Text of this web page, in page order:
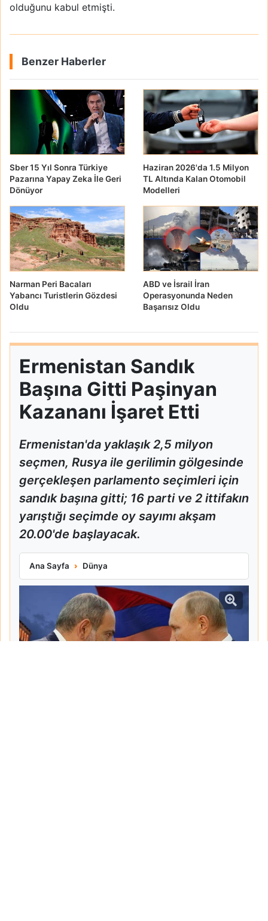
olduğunu kabul etmişti.
Benzer Haberler
Sber 15 Yıl Sonra Türkiye
Pazarına Yapay Zeka İle Geri
Dönüyor
Haziran 2026'da 1.5 Milyon
TL Altında Kalan Otomobil
Modelleri
Narman Peri Bacaları
Yabancı Turistlerin Gözdesi
Oldu
ABD ve İsrail İran
Operasyonunda Neden
Başarısız Oldu
Ermenistan Sandık
Başına Gitti Paşinyan
Kazananı İşaret Etti
Ermenistan'da yaklaşık 2,5 milyon
seçmen, Rusya ile gerilimin gölgesinde
gerçekleşen parlamento seçimleri için
sandık başına gitti; 16 parti ve 2 ittifakın
yarıştığı seçimde oy sayımı akşam
20.00'de başlayacak.
Ana Sayfa Dünya
Ermenistan Sandık Başına Gitti Paşinyan Kazananı İşaret